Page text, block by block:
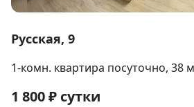
1
8
Русская, 9
1-комн. квартира посуточно, 38 м
1 800₽ сутки